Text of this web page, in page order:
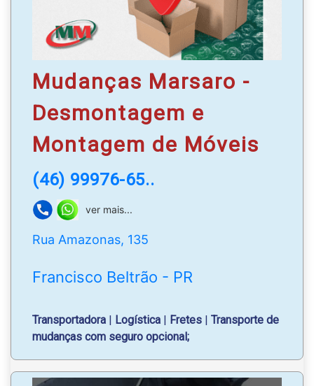
Mudanças Marsaro -
Desmontagem e
Montagem de Móveis
(46) 99976-65..
ver mais...
Rua Amazonas, 135
Francisco Beltrão - PR
Transportadora Logística Fretes
Transporte de
mudanças com seguro opcional;
Emissão de nota fiscal e seguro mudança;